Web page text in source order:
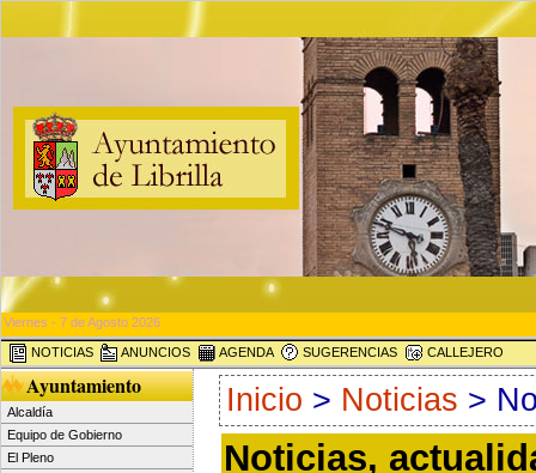
Viernes - 7 de Agosto 2026
NOTICIAS ANUNCIOS AGENDA SUGERENCIAS CALLEJERO
Ayuntamiento
Alcaldía
Equipo de Gobierno
El Pleno
Inicio > Noticias >
Noticias,